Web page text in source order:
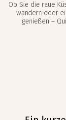
Ob Sie die raue
wandern oder
genießen –